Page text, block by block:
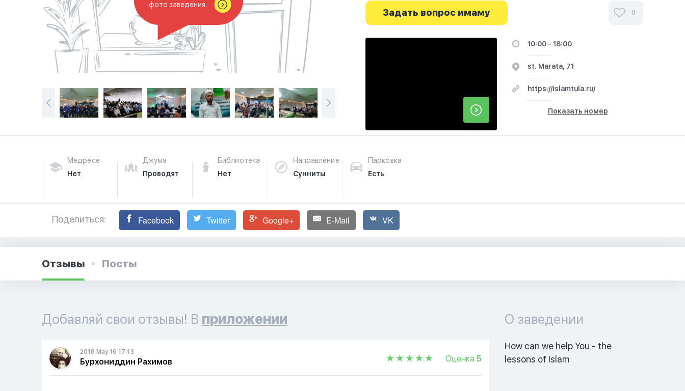
фото заведения..
Задать вопрос имаму 0
10:00 - 18:00
st. Marata, 71
https://islamtula.ru/
Показать номер
Медресе
Нет
Джума
Проводят
Библиотека
Нет
Направление
Сунниты
Парковка
Есть
Поделиться: Facebook Twitter Google+ E-Mail VK
Отзывы Посты
Добавляй свои отзывы! В приложении
2018 May 16 17:13
Бурхониддин Рахимов Оценка 5
О заведении
How can we help You - the
lessons of Islam